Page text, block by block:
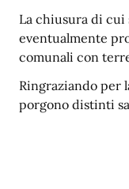
La chiusura di cui
eventualmente
comunali con
Ringraziando per
porgono distinti